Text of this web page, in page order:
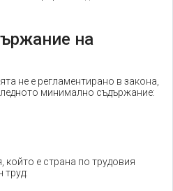
на
не е регламентирано в закона,
минимално съдържание:
който е страна по трудовия
труд: